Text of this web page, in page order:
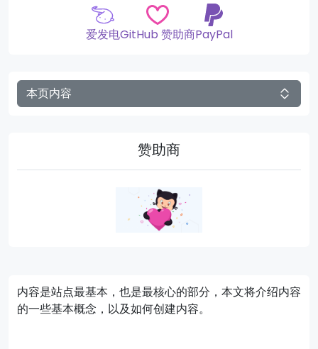
爱发电GitHub 赞助商PayPal
本页内容
赞助商
内容是站点最基本，也是最核心的部分，本文将介绍内容
的一些基本概念，以及如何创建内容。